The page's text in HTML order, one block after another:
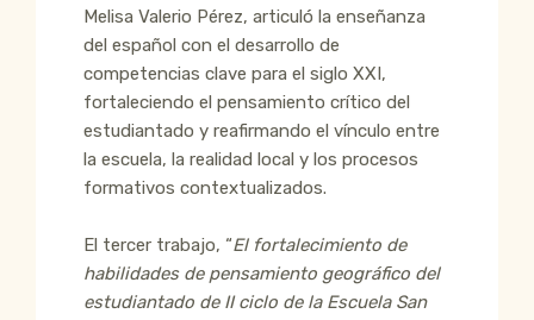
Melisa Valerio Pérez, articuló la enseñanza
del español con el desarrollo de
competencias clave para el siglo XXI,
fortaleciendo el pensamiento crítico del
estudiantado y reafirmando el vínculo entre
la escuela, la realidad local y los procesos
formativos contextualizados.
El tercer trabajo, “El fortalecimiento de
habilidades de pensamiento geográfico del
estudiantado de II ciclo de la Escuela San